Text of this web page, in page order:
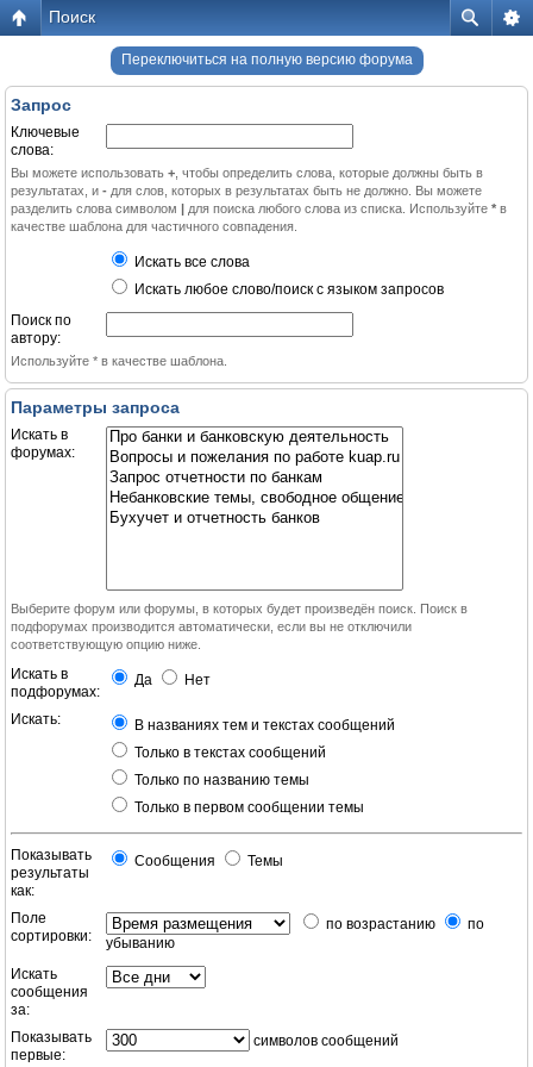
Поиск
Переключиться на полную версию форума
Запрос
Ключевые
слова:
Вы можете использовать + , чтобы определить слова, которые должны быть в
результатах, и - для слов, которых в результатах быть не должно. Вы можете
разделить слова символом | для поиска любого слова из списка. Используйте * в
качестве шаблона для частичного совпадения.
Искать все слова
Искать любое слово/поиск с языком запросов
Поиск по
автору:
Используйте * в качестве шаблона.
Параметры запроса
Искать в
форумах:
Выберите форум или форумы, в которых будет произведён поиск. Поиск в
подфорумах производится автоматически, если вы не отключили
соответствующую опцию ниже.
Искать в
подфорумах:
Да Нет
Искать:
В названиях тем и текстах сообщений
Только в текстах сообщений
Только по названию темы
Только в первом сообщении темы
Показывать
результаты
как:
Сообщения Темы
Поле
сортировки:
по возрастанию
по
убыванию
Искать
сообщения
за:
Показывать
первые:
символов сообщений